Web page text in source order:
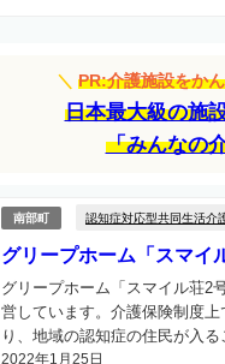
＼ PR:介護施設をか
日本最大級の施
「みんなの
南部町 認知症対応型共同生活介
グリープホーム「スマイ
2022年1月25日
グリープホーム「スマイル荘2
営しています。介護保険制度
り、地域の認知症の住民が入